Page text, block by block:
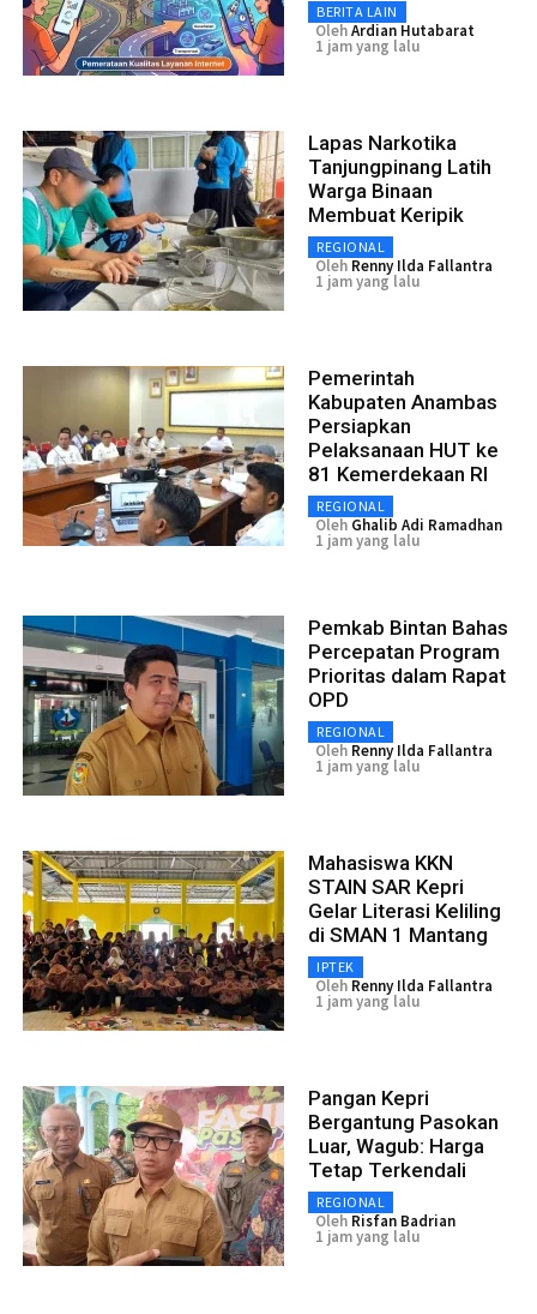
BERITA LAIN
OlehArdian Hutabarat
1 jam yang lalu
Lapas Narkotika
Tanjungpinang Latih
Warga Binaan
Membuat Keripik
REGIONAL
Oleh Renny Ilda Fallantra
1 jam yang lalu
Pemerintah
Kabupaten Anambas
Persiapkan
Pelaksanaan HUT ke
81 Kemerdekaan RI
REGIONAL
Oleh Ghalib Adi Ramadhan
1 jam yang lalu
Pemkab Bintan Bahas
Percepatan Program
Prioritas dalam Rapat
OPD
REGIONAL
Oleh Renny Ilda Fallantra
1 jam yang lalu
Mahasiswa KKN
STAIN SAR Kepri
Gelar Literasi Keliling
di SMAN 1 Mantang
IPTEK
Oleh Renny Ilda Fallantra
1 jam yang lalu
Pangan Kepri
Bergantung Pasokan
Luar, Wagub: Harga
Tetap Terkendali
REGIONAL
Oleh Risfan Badrian
1 jam yang lalu